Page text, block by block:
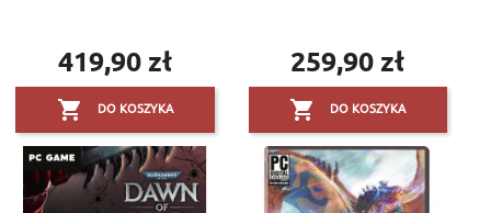
Cena
419,90 zł
 DO KOSZYKA
Cena
259,90 zł
 DO KOSZYKA